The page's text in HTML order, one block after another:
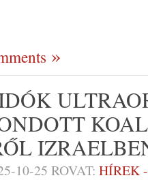
10-25 ROVAT: HÍREK